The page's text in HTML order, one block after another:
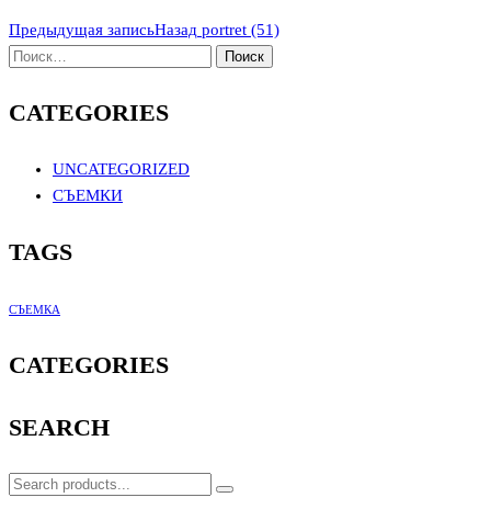
Предыдущая записьНазад portret (51)
CATEGORIES
UNCATEGORIZED
СЪЕМКИ
TAGS
СЪЕМКА
CATEGORIES
SEARCH